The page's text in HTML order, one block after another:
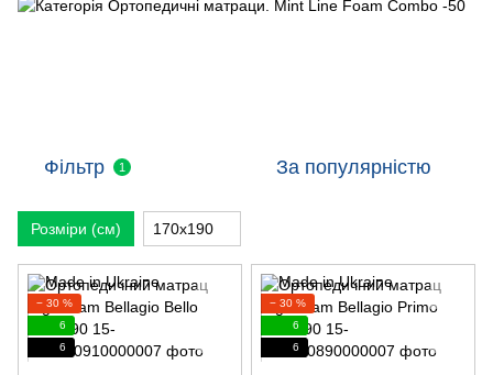
Фільтр 1 За популярністю
Розміри (см) 170х190
− 30 %
6
6
− 30 %
6
6